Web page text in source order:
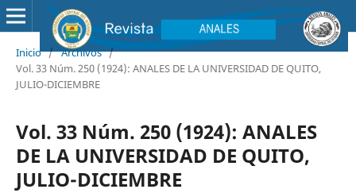
Inicio / Archivos /
Vol. 33 Núm. 250 (1924): ANALES DE LA UNIVERSIDAD DE QUITO,
JULIO-DICIEMBRE
Vol. 33 Núm. 250 (1924): ANALES
DE LA UNIVERSIDAD DE QUITO,
JULIO-DICIEMBRE